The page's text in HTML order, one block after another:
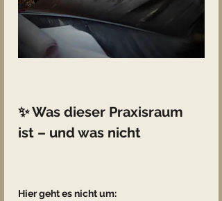
✨ Was dieser Praxisraum
ist – und was nicht
Hier geht es nicht um: